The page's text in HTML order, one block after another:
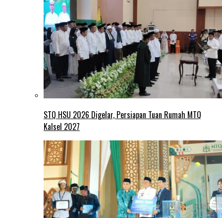
STQ HSU 2026 Digelar, Persiapan Tuan Rumah MTQ
Kalsel 2027